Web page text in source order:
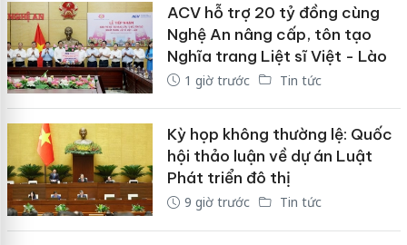
ACV hỗ trợ 20 tỷ đồng cùng
Nghệ An nâng cấp, tôn tạo
Nghĩa trang Liệt sĩ Việt - Lào
1 giờ trước Tin tức
Kỳ họp không thường lệ: Quốc
hội thảo luận về dự án Luật
Phát triển đô thị
9 giờ trước Tin tức